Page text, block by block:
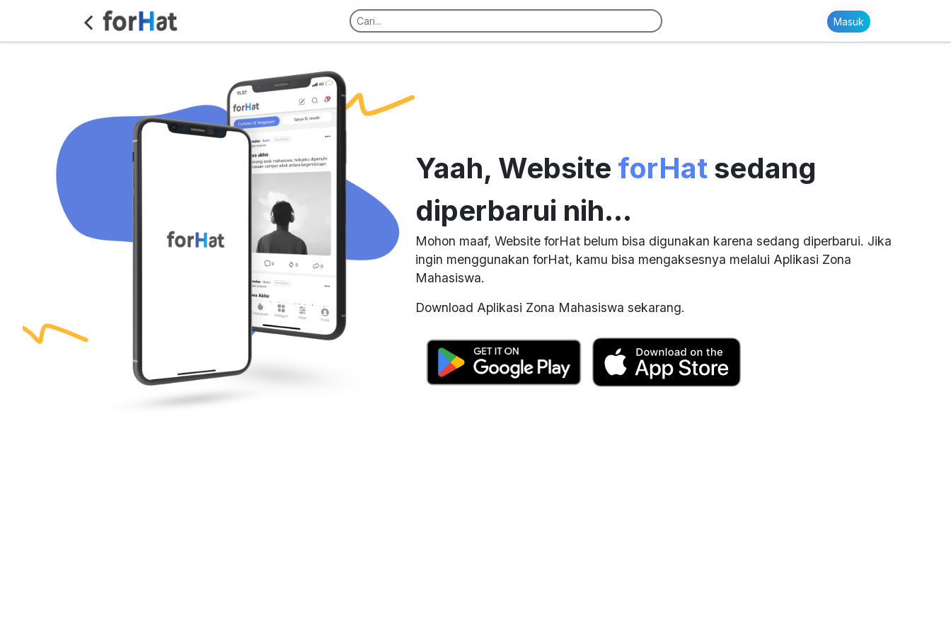
Masuk
Yaah, Website forHatsedang
diperbarui nih...
Mohon maaf, Website forHat belum bisa digunakan karena sedang diperbarui. Jika
ingin menggunakan forHat, kamu bisa mengaksesnya melalui Aplikasi Zona
Mahasiswa.
Download Aplikasi Zona Mahasiswa sekarang.